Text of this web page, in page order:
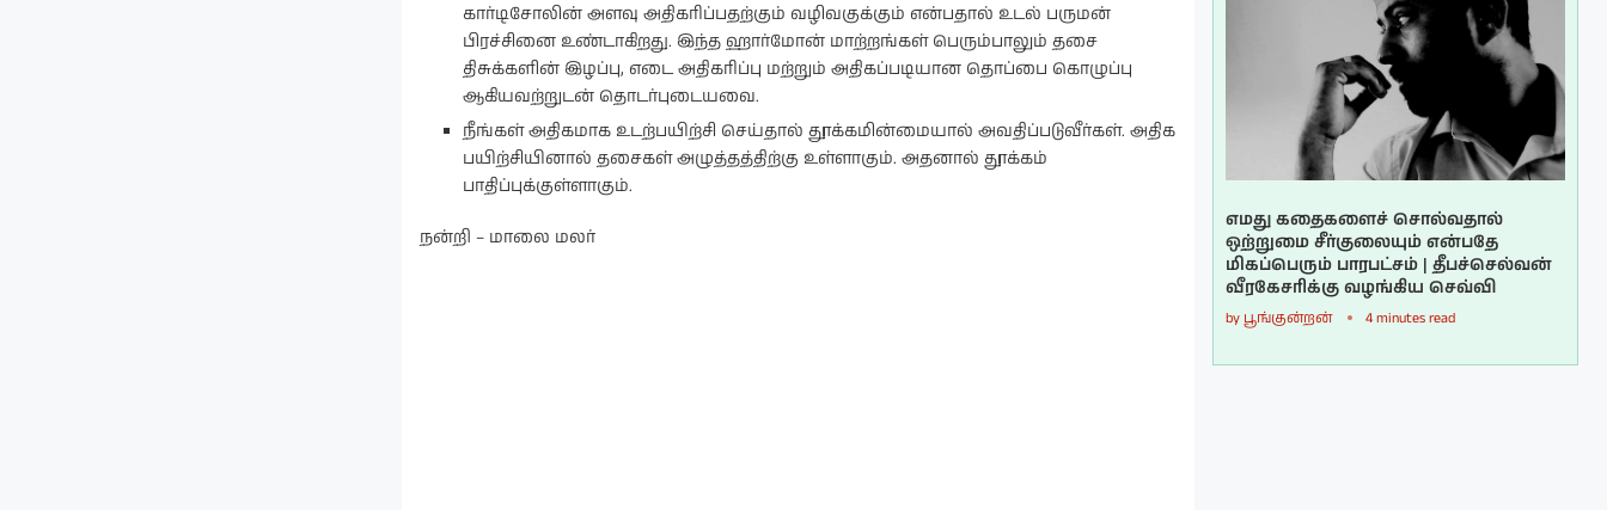
கார்டிசோலின் அளவு அதிகரிப்பதற்கும் வழிவகுக்கும் என்பதால் உடல் பருமன்
பிரச்சினை உண்டாகிறது. இந்த ஹார்மோன் மாற்றங்கள் பெரும்பாலும் தசை
திசுக்களின் இழப்பு, எடை அதிகரிப்பு மற்றும் அதிகப்படியான தொப்பை கொழுப்பு
ஆகியவற்றுடன் தொடர்புடையவை.
நீங்கள் அதிகமாக உடற்பயிற்சி செய்தால் தூக்கமின்மையால் அவதிப்படுவீர்கள். அதிக
பயிற்சியினால் தசைகள் அழுத்தத்திற்கு உள்ளாகும். அதனால் தூக்கம்
பாதிப்புக்குள்ளாகும்.
நன்றி – மாலை மலர்
எமது கதைகளைச் சொல்வதால்
ஒற்றுமை சீர்குலையும் என்பதே
மிகப்பெரும் பாரபட்சம் | தீபச்செல்வன்
வீரகேசரிக்கு வழங்கிய செவ்வி
by பூங்குன்றன் 4 minutes read